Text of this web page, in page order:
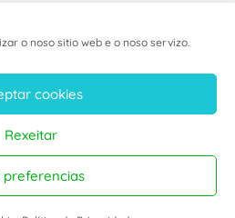
o noso sitio web e o noso servizo.
cookies
Rexeitar
preferencias
AVISO LEGAL
DE PRIVACIDADE
DE COOKIES
DESEÑO WEB